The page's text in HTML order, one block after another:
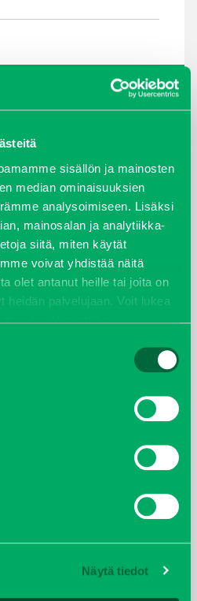
sisällön ja mainosten
median ominaisuuksien
analysoimiseen. Lisäksi
mainosalan ja analytiikka-
siitä, miten käytät
voivat yhdistää näitä
olet antanut heille tai joita on
heidän palvelujaan. Voit lukea
hyväksyntääsievästeet
Näytä tiedot